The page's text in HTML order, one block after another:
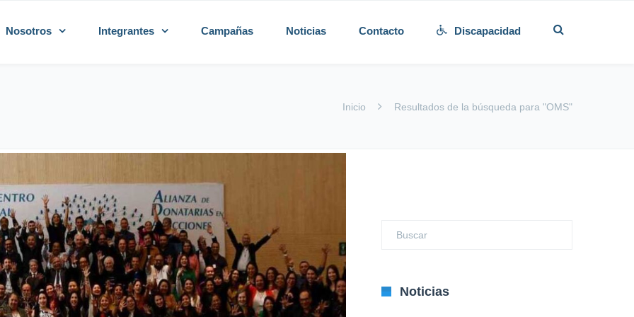
Nosotros Integrantes Campañas Noticias Contacto Discapacidad
Inicio Resultados de la búsqueda para "OMS"
Noticias